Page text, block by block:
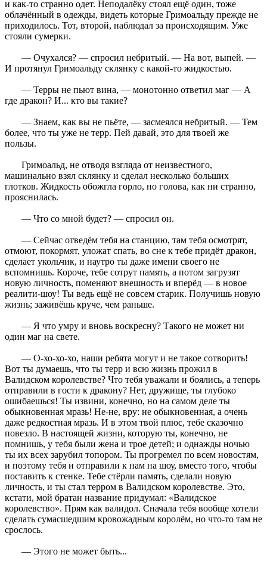
и как-то странно одет. Неподалёку стоял ещё один, тоже
облачённый в одежды, видеть которые Гримоальду прежде не
приходилось. Тот, второй, наблюдал за происходящим. Уже
стояли сумерки.
— Очухался? — спросил небритый. — На вот, выпей. —
И протянул Гримоальду склянку с какой-то жидкостью.
— Терры не пьют вина, — монотонно ответил маг — А
где дракон? И... кто вы такие?
— Знаем, как вы не пьёте, — засмеялся небритый. — Тем
более, что ты уже не терр. Пей давай, это для твоей же
пользы.
Гримоальд, не отводя взгляда от неизвестного,
машинально взял склянку и сделал несколько больших
глотков. Жидкость обожгла горло, но голова, как ни странно,
прояснилась.
— Что со мной будет? — спросил он.
— Сейчас отведём тебя на станцию, там тебя осмотрят,
отмоют, покормят, уложат спать, во сне к тебе придёт дракон,
сделает укольчик, и наутро ты даже имени своего не
вспомнишь. Короче, тебе сотрут память, а потом загрузят
новую личность, поменяют внешность и вперёд — в новое
реалити-шоу! Ты ведь ещё не совсем старик. Получишь новую
жизнь; заживёшь круче, чем раньше.
— Я что умру и вновь воскресну? Такого не может ни
один маг на свете.
— О-хо-хо-хо, наши ребята могут и не такое сотворить!
Вот ты думаешь, что ты терр и всю жизнь прожил в
Валидском королевстве? Что тебя уважали и боялись, а теперь
отправили в гости к дракону? Нет, дружище, ты глубоко
ошибаешься! Ты извини, конечно, но на самом деле ты
обыкновенная мразь! Не-не, вру: не обыкновенная, а очень
даже редкостная мразь. И в этом твой плюс, тебе сказочно
повезло. В настоящей жизни, которую ты, конечно, не
помнишь, у тебя были жена и трое детей; и однажды ночью
ты их всех зарубил топором. Ты прогремел по всем новостям,
и поэтому тебя и отправили к нам на шоу, вместо того, чтобы
поставить к стенке. Тебе стёрли память, сделали новую
личность, и ты стал терром в Валидском королевстве. Это,
кстати, мой братан название придумал: «Валидское
королевство». Прям как валидол. Сначала тебя вообще хотели
сделать сумасшедшим кровожадным королём, но что-то там не
срослось.
— Этого не может быть...